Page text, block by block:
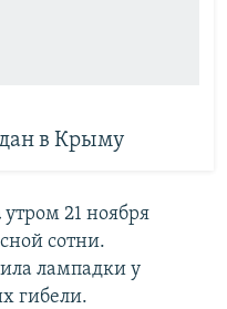
в Крыму
утром 21 ноября
сотни.
лампадки у
гибели.